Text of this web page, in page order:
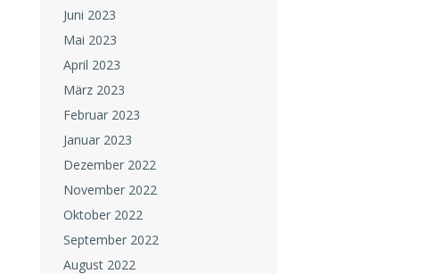
Juni 2023
Mai 2023
April 2023
März 2023
Februar 2023
Januar 2023
Dezember 2022
November 2022
Oktober 2022
September 2022
August 2022